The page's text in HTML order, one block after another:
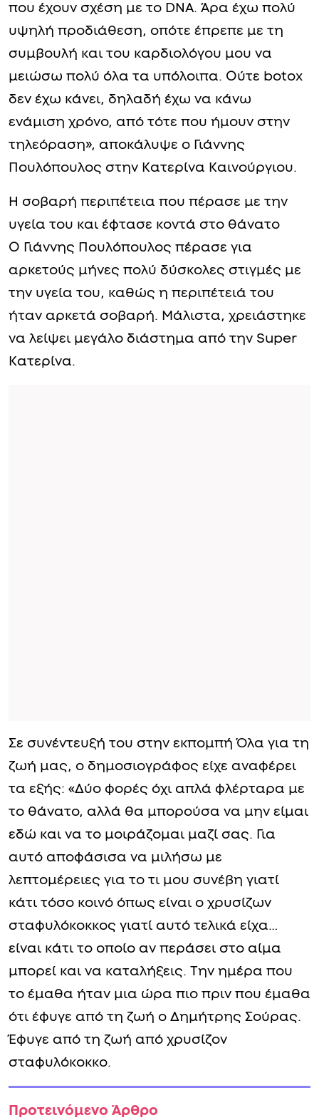
που έχουν σχέση με το DNA. Άρα έχω πολύ
υψηλή προδιάθεση, οπότε έπρεπε με τη
συμβουλή και του καρδιολόγου μου να
μειώσω πολύ όλα τα υπόλοιπα. Ούτε botox
δεν έχω κάνει, δηλαδή έχω να κάνω
ενάμιση χρόνο, από τότε που ήμουν στην
τηλεόραση», αποκάλυψε ο Γιάννης
Πουλόπουλος στην Κατερίνα Καινούργιου.
Η σοβαρή περιπέτεια που πέρασε με την
υγεία του και έφτασε κοντά στο θάνατο
Ο Γιάννης Πουλόπουλος πέρασε για
αρκετούς μήνες πολύ δύσκολες στιγμές με
την υγεία του, καθώς η περιπέτειά του
ήταν αρκετά σοβαρή. Μάλιστα, χρειάστηκε
να λείψει μεγάλο διάστημα από την Super
Κατερίνα.
Σε συνέντευξή του στην εκπομπή Όλα για τη
ζωή μας, ο δημοσιογράφος είχε αναφέρει
τα εξής: «Δύο φορές όχι απλά φλέρταρα με
το θάνατο, αλλά θα μπορούσα να μην είμαι
εδώ και να το μοιράζομαι μαζί σας. Για
αυτό αποφάσισα να μιλήσω με
λεπτομέρειες για το τι μου συνέβη γιατί
κάτι τόσο κοινό όπως είναι ο χρυσίζων
σταφυλόκοκκος γιατί αυτό τελικά είχα…
είναι κάτι το οποίο αν περάσει στο αίμα
μπορεί και να καταλήξεις. Την ημέρα που
το έμαθα ήταν μια ώρα πιο πριν που έμαθα
ότι έφυγε από τη ζωή ο Δημήτρης Σούρας.
Έφυγε από τη ζωή από χρυσίζον
σταφυλόκοκκο.
Προτεινόμενο Άρθρο